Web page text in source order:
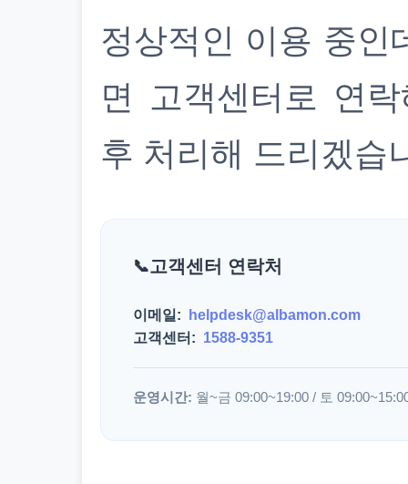
정상적인 이용 중인
면 고객센터로 연
후 처리해 드리겠습
고객센터 연락처
이메일:
helpdesk@albamon.com
고객센터: 1588-9351
운영시간: 월~금 09:00~19:00 / 토